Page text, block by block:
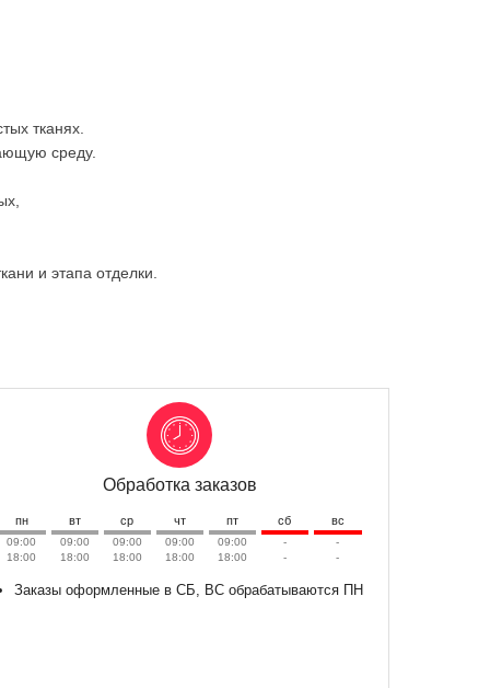
тканях.
среду.
и этапа отделки.
Обработка заказов
пн вт ср чт пт сб вс
09:00
18:00
09:00
18:00
09:00
18:00
09:00
18:00
09:00
18:00
-
-
-
-
Заказы оформленные в СБ, ВС обрабатываются ПН